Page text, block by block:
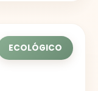
ECOLÓGICO